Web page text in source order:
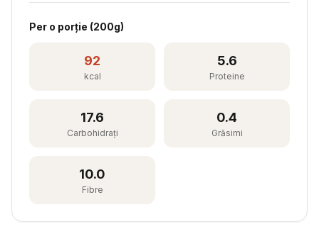
Per o porție (200g)
92
kcal
5.6
Proteine
17.6
Carbohidrați
0.4
Grăsimi
10.0
Fibre